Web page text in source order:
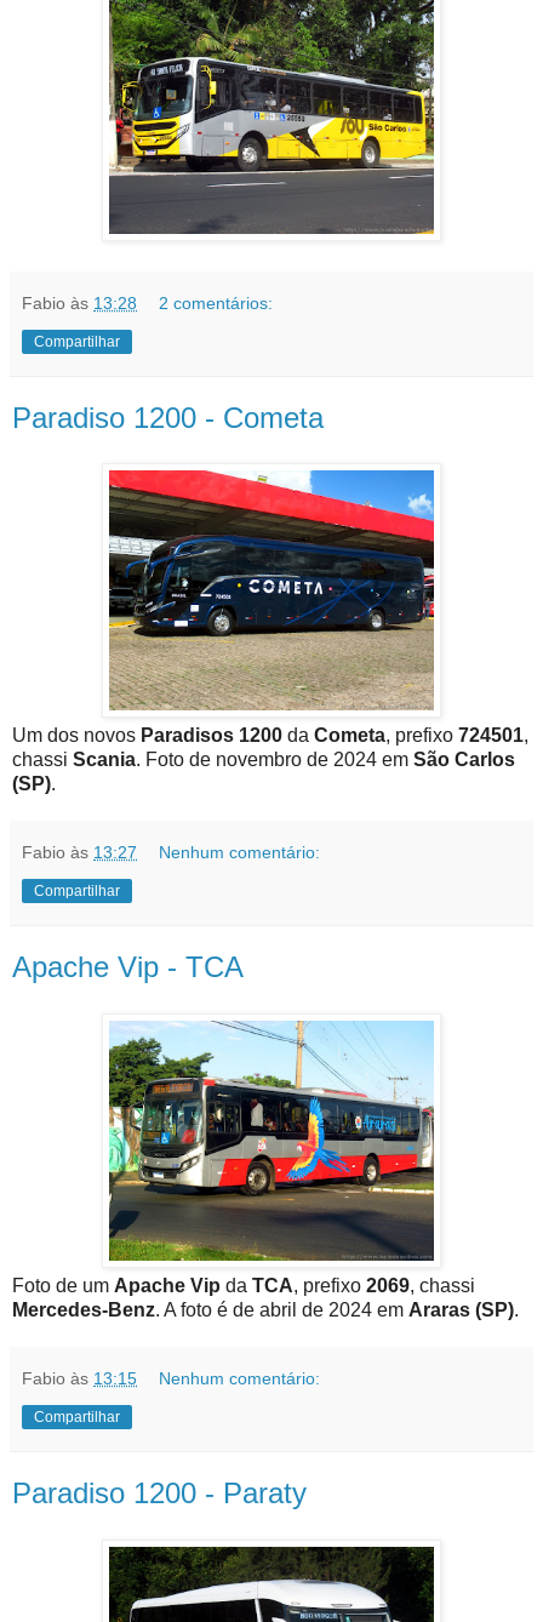
Fabio às 13:28 2 comentários:
Compartilhar
Paradiso 1200 - Cometa
Um dos novos Paradisos 1200 da Cometa, prefixo 724501,
chassi Scania. Foto de novembro de 2024 em São Carlos
(SP).
Fabio às 13:27 Nenhum comentário:
Compartilhar
Apache Vip - TCA
Foto de um Apache Vip da TCA, prefixo 2069, chassi
Mercedes-Benz. A foto é de abril de 2024 em Araras (SP).
Fabio às 13:15 Nenhum comentário:
Compartilhar
Paradiso 1200 - Paraty